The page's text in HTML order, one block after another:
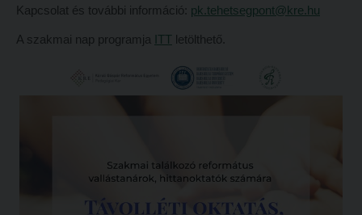
Ösztöndíjak és egyéb hallgatói pályázatok
Kari pályázatok
Kérelmek – nyomtatványok
2026/2027. tanévre felvett hallgatók részére
HÖK
Kapcsolat és további információ: pk.tehetsegpont@kre.hu
A szakmai nap programja ITT letölthető.